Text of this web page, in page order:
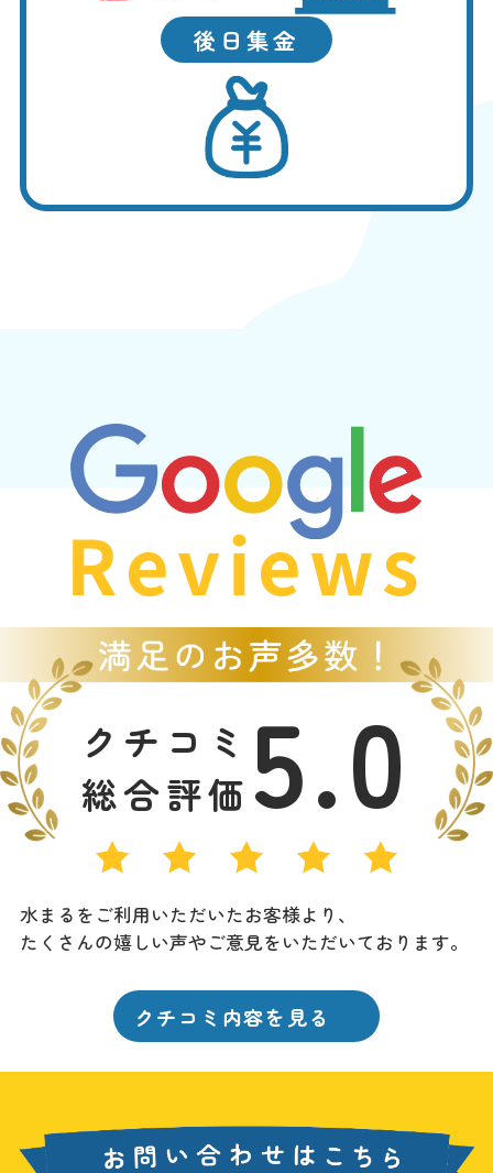
後日集金
Reviews
クチコミ
総合評価 5.0
水まるをご利用いただいたお客様より、
たくさんの嬉しい声やご意見をいただいております。
クチコミ内容を見る